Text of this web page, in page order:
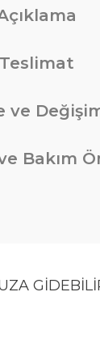
Teslimat
ve
Bakım